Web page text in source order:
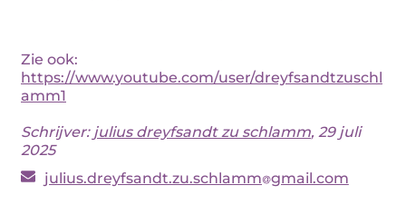
Zie ook:
https://www.youtube.com/user/dreyfsandtzuschl
amm1
Schrijver: julius dreyfsandt zu schlamm, 29 juli
2025
julius.dreyfsandt.zu.schlamm gmail.com